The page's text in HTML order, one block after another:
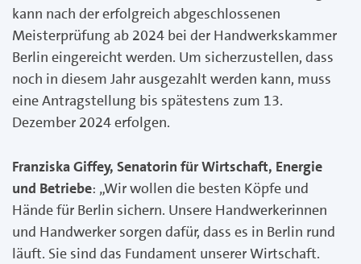
kann nach der erfolgreich abgeschlossenen
Meisterprüfung ab 2024 bei der Handwerkskammer
Berlin eingereicht werden. Um sicherzustellen, dass
noch in diesem Jahr ausgezahlt werden kann, muss
eine Antragstellung bis spätestens zum 13.
Dezember 2024 erfolgen.
Franziska Giffey, Senatorin für Wirtschaft, Energie
und Betriebe: „Wir wollen die besten Köpfe und
Hände für Berlin sichern. Unsere Handwerkerinnen
und Handwerker sorgen dafür, dass es in Berlin rund
läuft. Sie sind das Fundament unserer Wirtschaft.